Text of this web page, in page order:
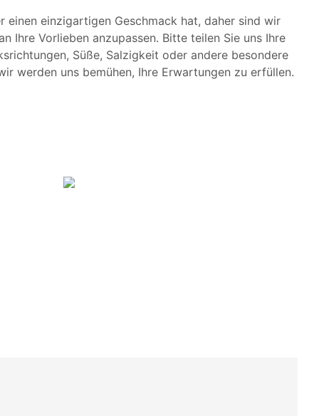
einen einzigartigen Geschmack hat, daher sind wir
Ihre Vorlieben anzupassen. Bitte teilen Sie uns Ihre
Süße, Salzigkeit oder andere besondere
werden uns bemühen, Ihre Erwartungen zu erfüllen.